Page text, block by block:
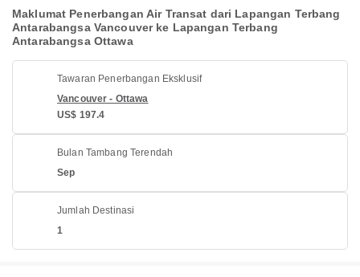
Maklumat Penerbangan Air Transat dari Lapangan Terbang
Antarabangsa Vancouver ke Lapangan Terbang
Antarabangsa Ottawa
Tawaran Penerbangan Eksklusif
Vancouver - Ottawa
US$ 197.4
Bulan Tambang Terendah
Sep
Jumlah Destinasi
1